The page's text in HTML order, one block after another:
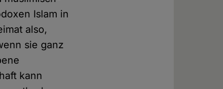
Islam in
also,
sie ganz
kann